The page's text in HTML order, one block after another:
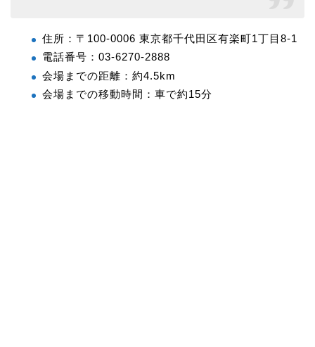
住所：〒100-0006 東京都千代田区有楽町1丁目8-1
電話番号：03-6270-2888
会場までの距離：約4.5km
会場までの移動時間：車で約15分